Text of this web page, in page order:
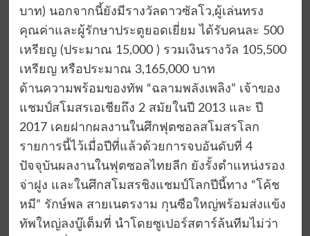
บาท) นอกจากนี้ยังมีรางวัลดาวซัลโว,ผู้เล่นทรง
คุณค่าและผู้รักษาประตูยอดเยี่ยม ได้รับคนละ 500
เหรียญ (ประมาณ 15,000 ) รวมเงินรางวัล 105,500
เหรียญ หรือประมาณ 3,165,000 บาท
ด้านความพร้อมของทัพ “ฉลามพลังเพลิง” เจ้าของ
แชมป์สโมสรเอเชียถึง 2 สมัยในปี 2013 และ ปี
2017 เคยฝากผลงานในศึกฟุตซอลสโมสรโลก
รายการนี้ไว้เมื่อปีที่แล้วด้วยการจบอันดับที่ 4
ปัจจุบันผลงานในฟุตซอลไทยลีก ยังรั้งตำแหน่งรอง
จ่าฝูง และในศึกสโมสรชิงแชมป์โลกปีนี้ทาง “โค้ช
หมี” รักษ์พล สายเนตรงาม กุนซือใหญ่พร้อมส่งแข้ง
ทัพใหญ่ลงบู๊เต็มที่ นำโดยซูเปอร์สตาร์ล้นทีมไม่ว่า